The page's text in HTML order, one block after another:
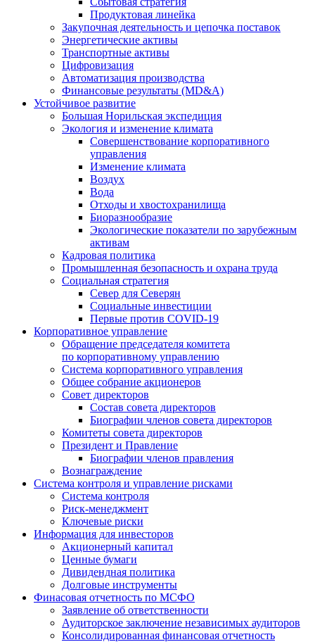
Продуктовая линейка
Закупочная деятельность и цепочка поставок
Энергетические активы
Транспортные активы
Цифровизация
Автоматизация производства
Финансовые результаты (MD&A)
Устойчивое развитие
Большая Норильская экспедиция
Экология и изменение климата
Совершенствование корпоративного
управления
Изменение климата
Воздух
Вода
Отходы и хвостохранилища
Биоразнообразие
Экологические показатели по зарубежным
активам
Кадровая политика
Промышленная безопасность и охрана труда
Социальная стратегия
Север для Северян
Социальные инвестиции
Первые против COVID‑19
Корпоративное управление
Обращение председателя комитета
по корпоративному управлению
Система корпоративного управления
Общее собрание акционеров
Совет директоров
Состав совета директоров
Биографии членов совета директоров
Комитеты совета директоров
Президент и Правление
Биографии членов правления
Вознаграждение
Система контроля и управление рисками
Система контроля
Риск-менеджмент
Ключевые риски
Информация для инвесторов
Акционерный капитал
Ценные бумаги
Дивидендная политика
Долговые инструменты
Финасовая отчетность по МСФО
Заявление об ответственности
Аудиторское заключение независимых аудиторов
Консолидированная финансовая отчетность